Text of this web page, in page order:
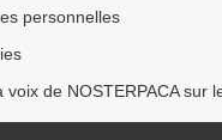
personnelles
voix de NOSTERPACA sur